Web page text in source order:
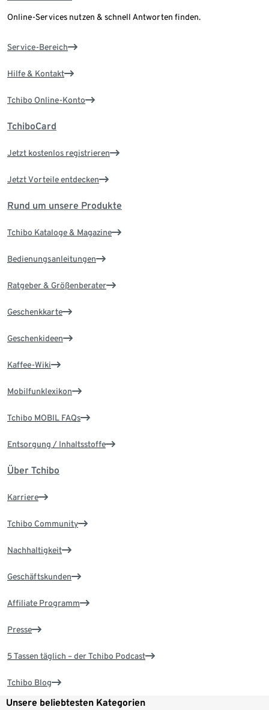
Online-Services nutzen & schnell Antworten finden.
Service-Bereich
Hilfe & Kontakt
Tchibo Online-Konto
TchiboCard
Jetzt kostenlos registrieren
Jetzt Vorteile entdecken
Rund um unsere Produkte
Tchibo Kataloge & Magazine
Bedienungsanleitungen
Ratgeber & Größenberater
Geschenkkarte
Geschenkideen
Kaffee-Wiki
Mobilfunklexikon
Tchibo MOBIL FAQs
Entsorgung / Inhaltsstoffe
Über Tchibo
Karriere
Tchibo Community
Nachhaltigkeit
Geschäftskunden
Affiliate Programm
Presse
5 Tassen täglich – der Tchibo Podcast
Tchibo Blog
Unsere beliebtesten Kategorien